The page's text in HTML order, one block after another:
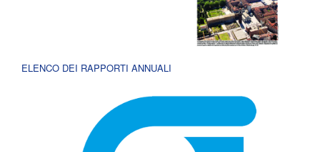
ELENCO DEI RAPPORTI ANNUALI